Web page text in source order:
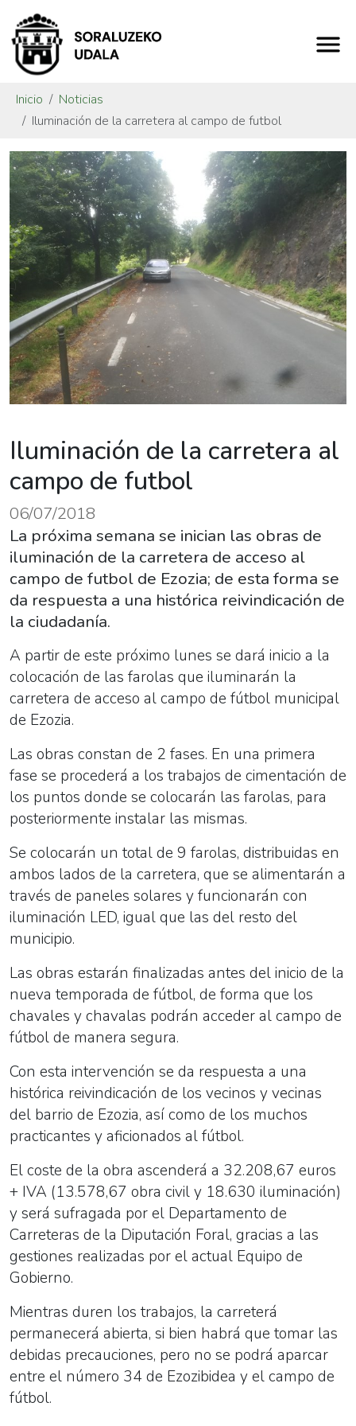
Inicio
Noticias
Iluminación de la carretera al campo de futbol
Iluminación de la carretera al
campo de futbol
06/07/2018
La próxima semana se inician las obras de
iluminación de la carretera de acceso al
campo de futbol de Ezozia; de esta forma se
da respuesta a una histórica reivindicación de
la ciudadanía.
A partir de este próximo lunes se dará inicio a la
colocación de las farolas que iluminarán la
carretera de acceso al campo de fútbol municipal
de Ezozia.
Las obras constan de 2 fases. En una primera
fase se procederá a los trabajos de cimentación de
los puntos donde se colocarán las farolas, para
posteriormente instalar las mismas.
Se colocarán un total de 9 farolas, distribuidas en
ambos lados de la carretera, que se alimentarán a
través de paneles solares y funcionarán con
iluminación LED, igual que las del resto del
municipio.
Las obras estarán finalizadas antes del inicio de la
nueva temporada de fútbol, de forma que los
chavales y chavalas podrán acceder al campo de
fútbol de manera segura.
Con esta intervención se da respuesta a una
histórica reivindicación de los vecinos y vecinas
del barrio de Ezozia, así como de los muchos
practicantes y aficionados al fútbol.
El coste de la obra ascenderá a 32.208,67 euros
+ IVA (13.578,67 obra civil y 18.630 iluminación)
y será sufragada por el Departamento de
Carreteras de la Diputación Foral, gracias a las
gestiones realizadas por el actual Equipo de
Gobierno.
Mientras duren los trabajos, la carreterá
permanecerá abierta, si bien habrá que tomar las
debidas precauciones, pero no se podrá aparcar
entre el número 34 de Ezozibidea y el campo de
fútbol.